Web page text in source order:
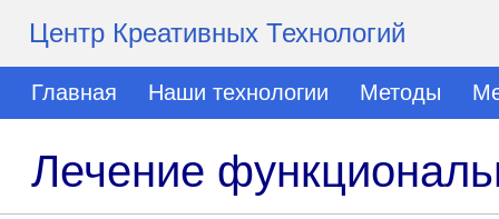
Центр Креативных Технологий
Главная Наши технологии Методы
Лечение